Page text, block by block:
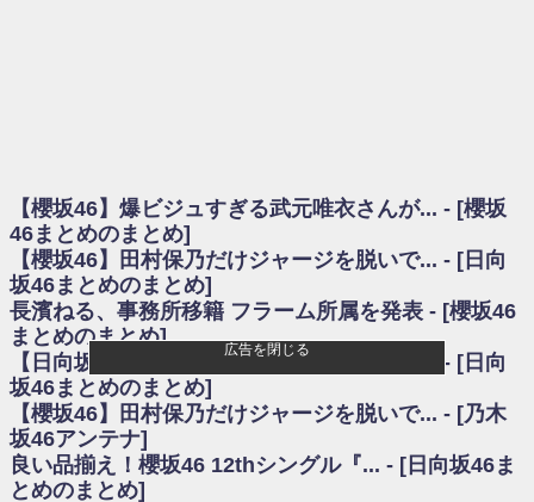
日向坂46まとめのまとめ / 【日向坂46】富田鈴花1st写真集、発売記念記者
会見の模様がこちら！
乃木坂欅坂まとめのまとめ / 【日向坂46】河田陽菜卒業の影響、ガチでデ
カそう...
欅坂あんてな ～欅坂46のニュース・情報・話題をピックアップ / れなッ
ピーズ集結！櫻坂46守屋麗奈×遠藤理子、8/6「ラヴィット！」水曜スタジオ出
演決定
欅坂/日向坂46まとめのまとめ / 【櫻坂46】田村保乃だけジャージを脱いで
いた理由
日向坂46まとめのまとめ / 【日向坂46】若林さん「笑えないぐらい師匠だ
から」佐々木久美と卒業後初の共演の様子がこちら！【激レアさん】
日向坂46まとめのまとめ / 【元日向坂46】情報解禁前で言えない！？丹生
ちゃん、メンバーと会った模様
乃木坂欅坂まとめのまとめ / 【日向坂46】この月、何かあるのか！？『お
【櫻坂46】爆ビジュすぎる武元唯衣さんが... - [櫻坂
46まとめのまとめ]
【櫻坂46】田村保乃だけジャージを脱いで... - [日向
坂46まとめのまとめ]
長濱ねる、事務所移籍 フラーム所属を発表 - [櫻坂46
まとめのまとめ]
【日向坂46】長濱ねる、種花から移籍しフ... - [日向
坂46まとめのまとめ]
【櫻坂46】田村保乃だけジャージを脱いで... - [乃木
坂46アンテナ]
良い品揃え！櫻坂46 12thシングル『... - [日向坂46ま
とめのまとめ]
広告を閉じる